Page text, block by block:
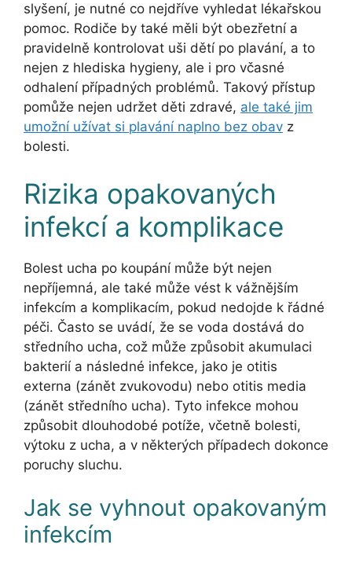
slyšení, je nutné co nejdříve vyhledat lékařskou
pomoc. Rodiče by také měli být obezřetní a
pravidelně kontrolovat uši dětí po plavání, a to
nejen z hlediska hygieny, ale i pro včasné
odhalení případných problémů. Takový přístup
pomůže nejen udržet děti zdravé, ale také jim
umožní užívat si plavání naplno bez obav z
bolesti.
Rizika opakovaných
infekcí a komplikace
Bolest ucha po koupání může být nejen
nepříjemná, ale také může vést k vážnějším
infekcím a komplikacím, pokud nedojde k řádné
péči. Často se uvádí, že se voda dostává do
středního ucha, což může způsobit akumulaci
bakterií a následné infekce, jako je otitis
externa (zánět zvukovodu) nebo otitis media
(zánět středního ucha). Tyto infekce mohou
způsobit dlouhodobé potíže, včetně bolesti,
výtoku z ucha, a v některých případech dokonce
poruchy sluchu.
Jak se vyhnout opakovaným
infekcím